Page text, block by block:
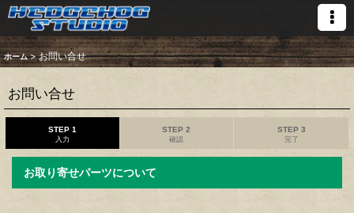
ホーム > お問い合せ
お問い合せ
STEP 1
入力
STEP 2
確認
STEP 3
完了
お取り寄せパーツについて